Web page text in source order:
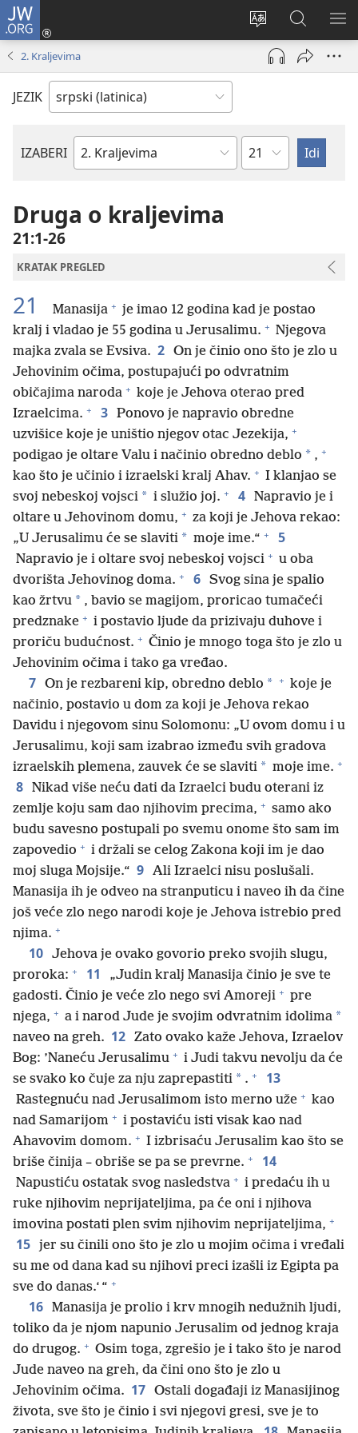
JW.ORG
Promeni
jezik
sajta
Prijava
(otvara
prozor)
Pretraga
sajta
JW.ORG
2. Kraljevima
JEZIK
IZABERI
Biblijska
Poglavlje
Druga o kraljevima
21:1-26
KRATAK PREGLED
21 Manasija + je imao 12 godina kad je postao
kralj i vladao je 55 godina u Jerusalimu. + Njegova
majka zvala se Evsiva. 2 On je činio ono što je zlo u
Jehovinim očima, postupajući po odvratnim
običajima naroda + koje je Jehova oterao pred
Izraelcima. + 3 Ponovo je napravio obredne
uzvišice koje je uništio njegov otac Jezekija, +
podigao je oltare Valu i načinio obredno deblo * , +
kao što je učinio i izraelski kralj Ahav. + I klanjao se
svoj nebeskoj vojsci * i služio joj. + 4 Napravio je i
oltare u Jehovinom domu, + za koji je Jehova rekao:
„U Jerusalimu će se slaviti * moje ime.“ + 5
Napravio je i oltare svoj nebeskoj vojsci + u oba
dvorišta Jehovinog doma. + 6 Svog sina je spalio
kao žrtvu * , bavio se magijom, proricao tumačeći
predznake + i postavio ljude da prizivaju duhove i
proriču budućnost. + Činio je mnogo toga što je zlo u
Jehovinim očima i tako ga vređao.
7 On je rezbareni kip, obredno deblo * + koje je
načinio, postavio u dom za koji je Jehova rekao
Davidu i njegovom sinu Solomonu: „U ovom domu i u
Jerusalimu, koji sam izabrao između svih gradova
izraelskih plemena, zauvek će se slaviti * moje ime. +
8 Nikad više neću dati da Izraelci budu oterani iz
zemlje koju sam dao njihovim precima, + samo ako
budu savesno postupali po svemu onome što sam im
zapovedio + i držali se celog Zakona koji im je dao
moj sluga Mojsije.“ 9 Ali Izraelci nisu poslušali.
Manasija ih je odveo na stranputicu i naveo ih da čine
još veće zlo nego narodi koje je Jehova istrebio pred
njima. +
10 Jehova je ovako govorio preko svojih slugu,
proroka: + 11
„Judin kralj Manasija činio je sve te
gadosti. Činio je veće zlo nego svi Amoreji + pre
njega, + a i narod Jude je svojim odvratnim idolima *
naveo na greh. 12 Zato ovako kaže Jehova, Izraelov
Bog: ’Naneću Jerusalimu + i Judi takvu nevolju da će
se svako ko čuje za nju zaprepastiti * . + 13
Rastegnuću nad Jerusalimom isto merno uže + kao
nad Samarijom + i postaviću isti visak kao nad
Ahavovim domom. + I izbrisaću Jerusalim kao što se
briše činija – obriše se pa se prevrne. + 14
Napustiću ostatak svog nasledstva + i predaću ih u
ruke njihovim neprijateljima, pa će oni i njihova
imovina postati plen svim njihovim neprijateljima, +
15 jer su činili ono što je zlo u mojim očima i vređali
su me od dana kad su njihovi preci izašli iz Egipta pa
sve do danas.‘ “ +
16 Manasija je prolio i krv mnogih nedužnih ljudi,
toliko da je njom napunio Jerusalim od jednog kraja
do drugog. + Osim toga, zgrešio je i tako što je narod
Jude naveo na greh, da čini ono što je zlo u
Jehovinim očima. 17 Ostali događaji iz Manasijinog
života, sve što je činio i svi njegovi gresi, sve je to